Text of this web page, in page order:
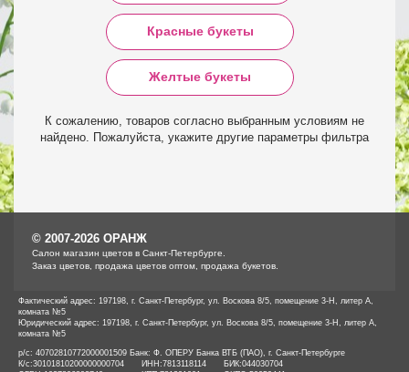
Красные букеты
Желтые букеты
К сожалению, товаров согласно выбранным условиям не
найдено. Пожалуйста, укажите другие параметры фильтра
© 2007-2026 ОРАНЖ
Cалон магазин цветов в Санкт-Петербурге.
Заказ цветов, продажа цветов оптом, продажа букетов.
Фактический адрес: 197198, г. Санкт-Петербург, ул. Воскова 8/5, помещение 3-Н, литер А,
комната №5
Юридический адрес: 197198, г. Санкт-Петербург, ул. Воскова 8/5, помещение 3-Н, литер А,
комната №5
р/с: 40702810772000001509 Банк: Ф. ОПЕРУ Банка ВТБ (ПАО), г. Санкт-Петербурге
К/с:30101810200000000704 ИНН:7813118114 БИК:044030704